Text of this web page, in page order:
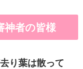
神者の皆様
り葉は散って